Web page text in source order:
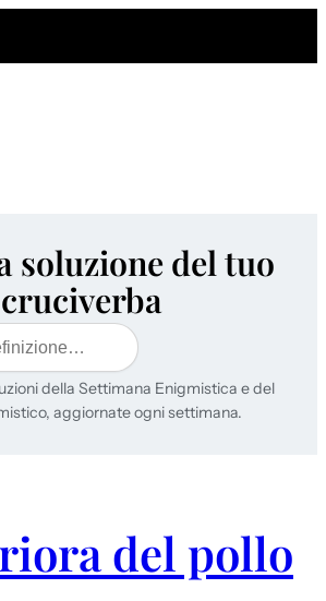
soluzione del tuo
cruciverba
della Settimana Enigmistica e del
aggiornate ogni settimana.
del pollo